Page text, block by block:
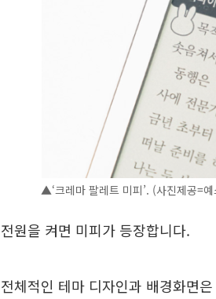
▲‘크레마 팔레트 미피’. (사진제공=
전원을 켜면 미피가 등장합니다.
전체적인 테마 디자인과 배경화면